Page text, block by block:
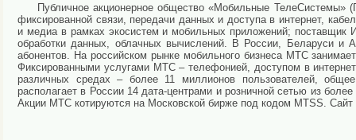
Публичное акционерное общество «Мобильные
фиксированной связи, передачи данных и доступа в интернет,
и медиа в рамках экосистем и мобильных приложений; поставщик
обработки данных, облачных вычислений. В России, Беларуси
абонентов. На российском рынке мобильного бизнеса МТС
Фиксированными услугами МТС – телефонией, доступом в
различных средах – более 11 миллионов пользователей,
располагает в России 14 дата-центрами и розничной сетью из
Акции МТС котируются на Московской бирже под кодом MTSS.